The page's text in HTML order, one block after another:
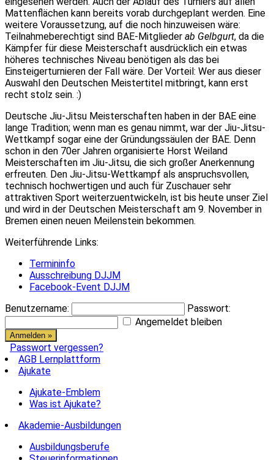
Mattenflächen kann bereits vorab durchgeplant werden. Eine
weitere Voraussetzung, auf die noch hinzuweisen wäre:
Teilnahmeberechtigt sind BAE-Mitglieder ab Gelbgurt, da die
Kämpfer für diese Meisterschaft ausdrücklich ein etwas
höheres technisches Niveau benötigen als das bei
Einsteigerturnieren der Fall wäre. Der Vorteil: Wer aus dieser
Auswahl den Deutschen Meistertitel mitbringt, kann erst
recht stolz sein. :)
Deutsche Jiu-Jitsu Meisterschaften haben in der BAE eine
lange Tradition; wenn man es genau nimmt, war der Jiu-Jitsu-
Wettkampf sogar eine der Gründungssäulen der BAE. Denn
schon in den 70er Jahren organisierte Horst Weiland
Meisterschaften im Jiu-Jitsu, die sich großer Anerkennung
erfreuten. Den Jiu-Jitsu-Wettkampf als anspruchsvollen,
technisch hochwertigen und auch für Zuschauer sehr
attraktiven Sport weiterzuentwickeln, ist bis heute unser Ziel
und wird in der Deutschen Meisterschaft am 9. November in
Bremen einen neuen Meilenstein bekommen.
Weiterführende Links:
Termininfo
Ausschreibung DJJM
Facebook-Event DJJM
Benutzername:
Passwort:
Angemeldet bleiben
Passwort vergessen?
AGB Lernplattform
Ajukate
Ajukate-Emblem
Was ist Ajukate?
Akademie-Ausbildungen
Ausbildungsberufe